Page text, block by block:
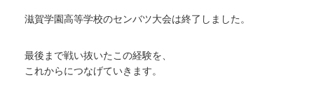
滋賀学園高等学校のセンバツ大会は終了しました。
最後まで戦い抜いたこの経験を、
これからにつなげていきます。